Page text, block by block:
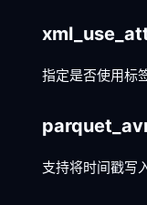
指定是否使用标
支持将时间戳写